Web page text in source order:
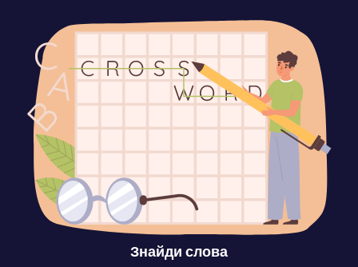
Знайди слова